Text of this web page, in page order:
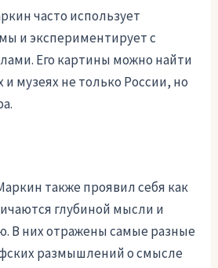
часто использует
и экспериментирует с
Его картины можно найти
и музеях не только России, но
также проявил себя как
глубиной мысли и
В них отражены самые разные
размышлений о смысле